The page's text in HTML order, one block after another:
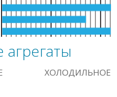
агрегаты
ХОЛОДИЛЬНОЕ